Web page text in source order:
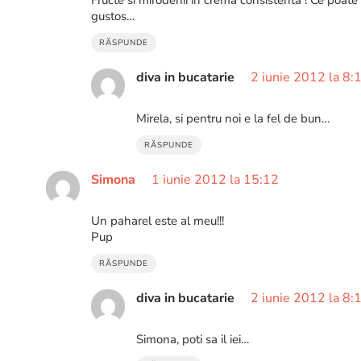
gustos…
RĂSPUNDE
diva in bucatarie 2 iunie 2012 la
Mirela, si pentru noi e la fel de bun…
RĂSPUNDE
Simona 1 iunie 2012 la 15:12
Un paharel este al meu!!!
Pup
RĂSPUNDE
diva in bucatarie 2 iunie 2012 la
Simona, poti sa il iei…